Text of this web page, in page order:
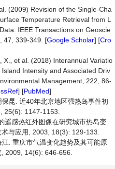
(2009) Revision of the Single-Cha
Temperature Retrieval from L
IEEE Transactions on Geoscie
47, 339-349. [Google Scholar] [Cro
X., et al. (2018) Interannual Variatio
Intensity and Associated Driv
Management, 222, 86-
] [PubMed]
昆. 近40年北京地区强热岛事件初
25(6): 1147-1153.
遥感热红外图像在研究城市热岛变
与应用, 2003, 18(3): 129-133.
. 重庆市气温变化趋势及其可能原
2009, 14(6): 646-656.